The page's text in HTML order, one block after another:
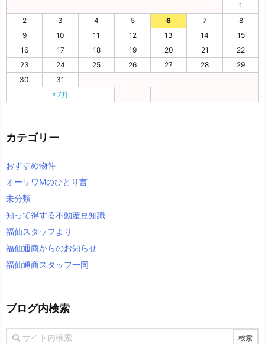
« 7月
1
2
3 4 5 6 7
8
9
10 11 12 13 14
15
16
17 18 19 20 21
22
23
24 25 26 27 28
29
30
31
カテゴリー
おすすめ物件
オーサワMのひとり言
未分類
知って得する不動産豆知識
福仙スタッフより
福仙通商からのお知らせ
福仙通商スタッフ一同
ブログ内検索